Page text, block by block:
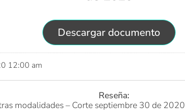
Descargar documento
12:00 am
Reseña:
modalidades – Corte septiembre 30 de 2020